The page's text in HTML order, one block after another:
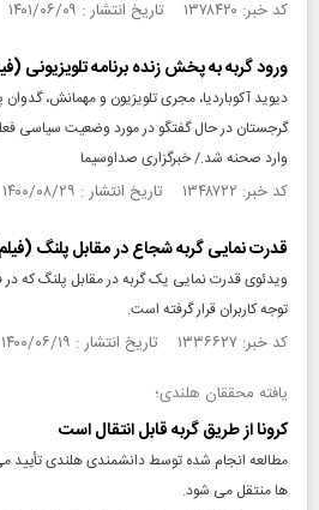
کد خبر: ۱۳۷۸۴۲۰ تاریخ انتشار : ۱۴۰۱/۰۶/۰۹
ورود گربه به پخش زنده برنامه تلویزیونی
دیوید آکوباردیا، مجری تلویزیون و مهمانش، گدوان
گرجستان در حال گفتگو در مورد وضعیت سیاسی
وارد صحنه شد./ خبرگزاری صداوسیما
کد خبر: ۱۳۴۸۷۲۲ تاریخ انتشار : ۱۴۰۰/۰۸/۲۹
قدرت نمایی گربه شجاع در مقابل پلنگ
ویدئوی قدرت نمایی یک گربه در مقابل پلنگ که
توجه کاربران قرار گرفته است.
کد خبر: ۱۳۳۶۶۲۷ تاریخ انتشار : ۱۴۰۰/۰۶/۱۹
یافته محققان هلندی؛
کرونا از طریق گربه قابل انتقال است
مطالعه انجام شده توسط دانشمندی هلندی تأیید
ها منتقل می شود.